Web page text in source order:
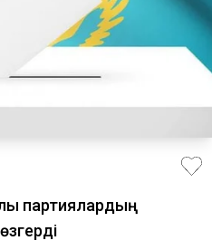
партиялардың